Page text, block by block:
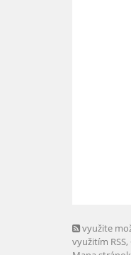
využite
využitím RSS,